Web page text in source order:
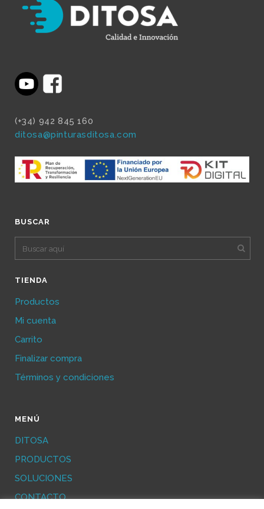
(+34) 942 845 160
ditosa@pinturasditosa.com
BUSCAR
TIENDA
Productos
Mi cuenta
Carrito
Finalizar compra
Términos y condiciones
MENÚ
DITOSA
PRODUCTOS
SOLUCIONES
CONTACTO